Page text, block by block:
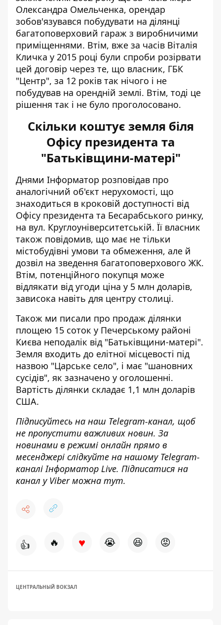
Олександра Омельченка, орендар
зобов'язувався побудувати на ділянці
багатоповерховий гараж з виробничими
приміщеннями. Втім, вже за часів Віталія
Кличка у 2015 році були спроби розірвати
цей договір через те, що власник, ГБК
"Центр", за 12 років так нічого і не
побудував на орендній землі. Втім, тоді це
рішення так і не було проголосовано.
Скільки коштує земля біля
Офісу президента та
"Батьківщини-матері"
Днями Інформатор розповідав про
аналогічний об'єкт нерухомості, що
знаходиться в кроковій доступності від
Офісу президента та Бесарабського ринку,
на вул. Круглоуніверситетській. Її власник
також повідомив, що має не тільки
містобудівні умови та обмеження, але й
дозвіл на зведення багатоповерхового ЖК.
Втім, потенційного покупця може
відлякати від угоди ціна у 5 млн доларів,
зависока навіть для центру столиці.
Також ми писали про продаж ділянки
площею 15 соток у Печерському районі
Києва неподалік від "Батьківщини-матері".
Земля входить до елітної місцевості під
назвою "Царське село", і має "шановних
сусідів", як зазначено у оголошенні.
Вартість ділянки складає 1,1 млн доларів
США.
Підписуйтесь на наш Telegram-канал, щоб
не пропустити важливих новин. За
новинами в режимі онлайн прямо в
месенджері слідкуйте на нашому Telegram-
каналіІнформатор Live. Підписатися на
канал у Viber можна тут.
👍 🔥 ♥ 😭 😆 😡
ЦЕНТРАЛЬНЫЙ ВОКЗАЛ